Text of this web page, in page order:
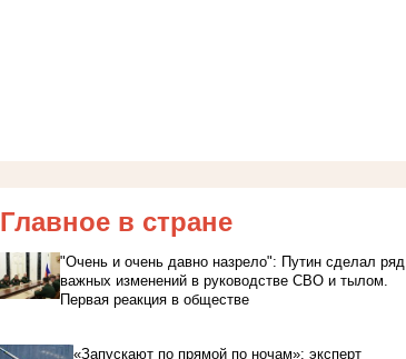
Главное в стране
"Очень и очень давно назрело": Путин сделал ряд
важных изменений в руководстве СВО и тылом.
Первая реакция в обществе
«Запускают по прямой по ночам»: эксперт